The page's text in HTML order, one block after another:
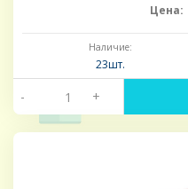
Цена:
Наличие:
23шт.
- +